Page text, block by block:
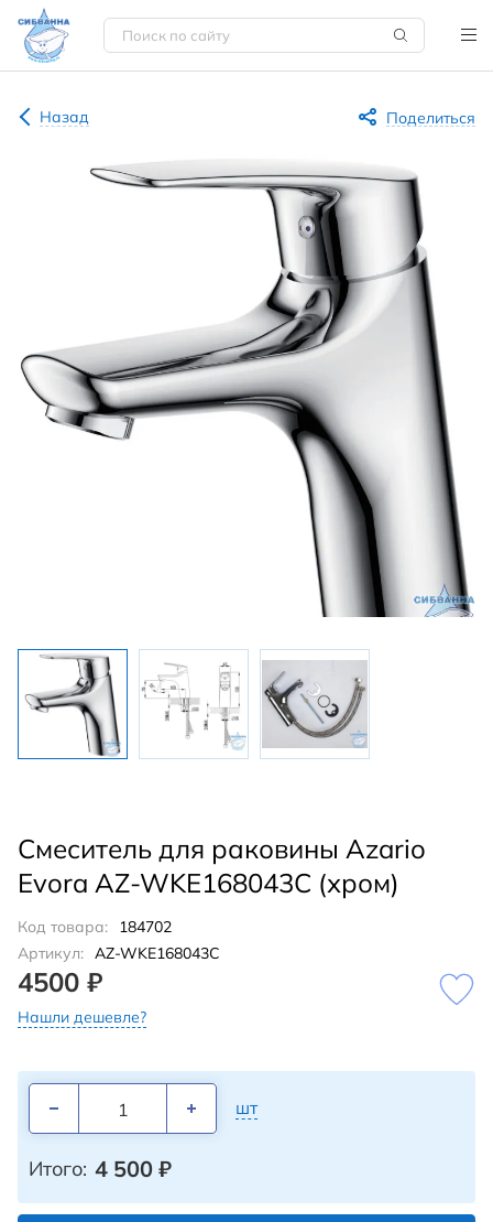
Назад Поделиться
Смеситель для раковины Azario
Evora AZ-WKE168043C (хром)
Код товара:
184702
Артикул: AZ-WKE168043C
4500 ₽
Нашли дешевле?
шт
Итого: 4 500 ₽